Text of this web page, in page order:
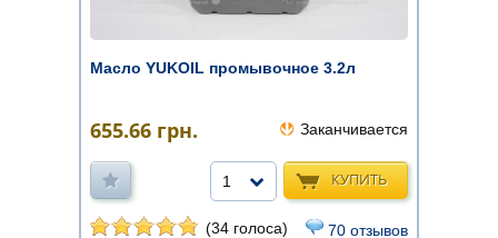
Масло YUKOIL промывочное 3.2л
655.66 грн. Заканчивается
КУПИТЬ
1
(34 голоса) 70 отзывов